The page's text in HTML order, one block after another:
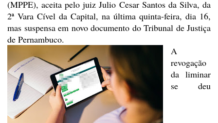
(MPPE), aceita pelo juiz Julio Cesar Santos da Silva, da
2ª Vara Cível da Capital, na última quinta-feira, dia 16,
mas suspensa em novodocumento do Tribunal de Justiça
de Pernambuco.
A
revogação
da liminar
se deu